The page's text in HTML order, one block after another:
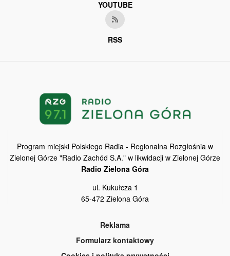
YOUTUBE
RSS
Program miejski Polskiego Radia - Regionalna Rozgłośnia w
Zielonej Górze "Radio Zachód S.A." w likwidacji w Zielonej Górze
Radio Zielona Góra
ul. Kukułcza 1
65-472 Zielona Góra
Reklama
Formularz kontaktowy